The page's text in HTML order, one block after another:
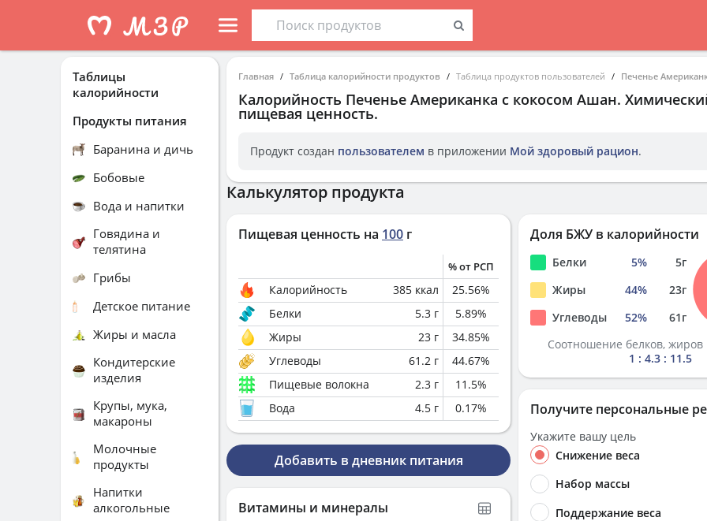
Главная Таблица калорийности продуктов Таблица продуктов пользователей Печенье
Калорийность Печенье Американка с кокосом Ашан.
пищевая ценность.
Продукт создан пользователем в приложении Мой здоровый рацион.
Калькулятор продукта
Пищевая ценность на 100 г
% от РСП
Калорийность 385 ккал 25.56%
Белки
5.3 г 5.89%
Жиры
23 г 34.85%
Углеводы
61.2 г 44.67%
Пищевые волокна
2.3 г 11.5%
Вода
4.5 г 0.17%
Добавить в дневник питания
Витамины и минералы
Доля БЖУ в калорийности
Белки 5% 5г
Жиры
44% 23г
Углеводы
52% 61г
Соотношение белков, жиров
1 : 4.3 : 11.5
Получите персональные
Укажите вашу цель
Снижение веса
Набор массы
Поддержание веса
Таблицы
калорийности
Продукты питания
Баранина и дичь
Бобовые
Вода и напитки
Говядина и
телятина
Грибы
Детское питание
Жиры и масла
Кондитерские
изделия
Крупы, мука,
макароны
Молочные
продукты
Напитки
алкогольные